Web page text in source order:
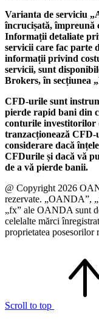
Varianta de serviciu
încrucișată, împreună
Informații detaliate
servicii care fac parte
informații privind
servicii, sunt
Brokers, în secțiunea
CFD-urile sunt
pierde rapid bani din
conturile investitorilor
tranzacționează
considerare dacă
CFDurile și dacă vă
de a vă pierde banii.
@ Copyright 2026
rezervate. „OANDA”,
„fx” ale OANDA sunt
celelalte mărci
proprietatea posesorilor
Scroll to top